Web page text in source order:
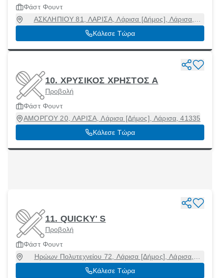
Φάστ Φουντ
ΑΣΚΛΗΠΙΟΥ 81, ΛΑΡΙΣΑ, Λάρισα [Δήμος], Λάρισα,
41222
Κάλεσε Τώρα
10. ΧΡΥΣΙΚΟΣ ΧΡΗΣΤΟΣ Α
Προβολή
Φάστ Φουντ
ΑΜΟΡΓΟΥ 20, ΛΑΡΙΣΑ, Λάρισα [Δήμος], Λάρισα, 41335
Κάλεσε Τώρα
11. QUICKY' S
Προβολή
Φάστ Φουντ
Ηρώων Πολυτεχνείου 72, Λάρισα [Δήμος], Λάρισα,
41223
Κάλεσε Τώρα